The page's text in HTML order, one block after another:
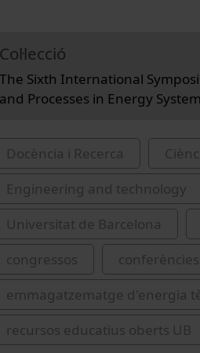
Col·lecció
The Sixth International
and Processes in Energy
Docència i Recerca
Engineering and technology
Universitat de Barcelona
congressos
conferències
emmagatzematge d'energia
recursos educatius oberts UB